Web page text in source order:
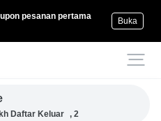
pesanan pertama
Buka
Daftar Keluar , 2